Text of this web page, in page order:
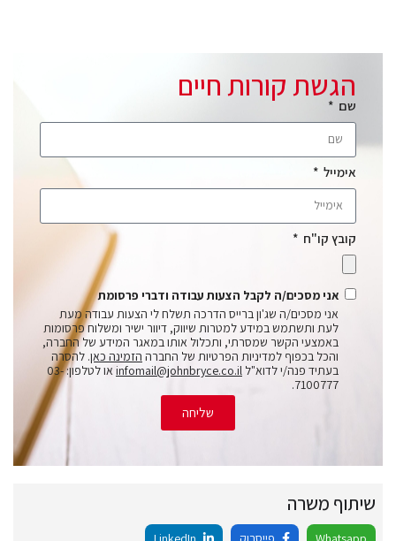
הגשת קורות חיים
שם
אימייל
קובץ קו"ח
אני מסכים/ה לקבל הצעות עבודה ודברי פרסומת
אני מסכים/ה שג'ון ברייס הדרכה תשלח לי הצעות עבודה מעת
לעת ותשתמש במידע למטרות שיווק, דיוור ישיר ומשלוח פרסומות
באמצעי הקשר שמסרתי, ותכלול אותו במאגר המידע של החברה,
והכל בכפוף למדיניות הפרטיות של החברה הזמינה כאן. להסרה
בעתיד פנה/י לדוא"ל infomail@johnbryce.co.il
או לטלפון: 03-
7100777.
שליחה
שיתוף משרה